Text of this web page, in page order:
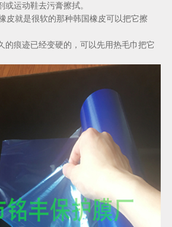
或运动鞋去污膏擦拭。
皮就是很软的那种韩国橡皮可以把它擦
的痕迹已经变硬的，可以先用热毛巾把它